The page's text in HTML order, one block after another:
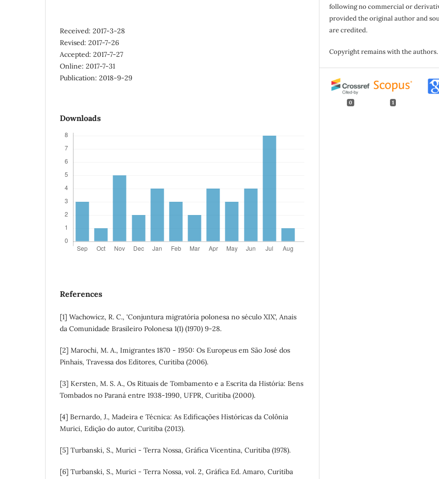
Received: 2017-3-28
Revised: 2017-7-26
Accepted: 2017-7-27
Online: 2017-7-31
Publication: 2018-9-29
Downloads
References
[1] Wachowicz, R. C., 'Conjuntura migratória polonesa no século XIX', Anais
da Comunidade Brasileiro Polonesa 1(1) (1970) 9-28.
[2] Marochi, M. A., Imigrantes 1870 - 1950: Os Europeus em São José dos
Pinhais, Travessa dos Editores, Curitiba (2006).
[3] Kersten, M. S. A., Os Rituais de Tombamento e a Escrita da História: Bens
Tombados no Paraná entre 1938-1990, UFPR, Curitiba (2000).
[4] Bernardo, J., Madeira e Técnica: As Edificações Históricas da Colônia
Murici, Edição do autor, Curitiba (2013).
[5] Turbanski, S., Murici - Terra Nossa, Gráfica Vicentina, Curitiba (1978).
[6] Turbanski, S., Murici - Terra Nossa, vol. 2, Gráfica Ed. Amaro, Curitiba
following no commercial or
provided the original author and
are credited.
Copyright remains with the authors.
0 1